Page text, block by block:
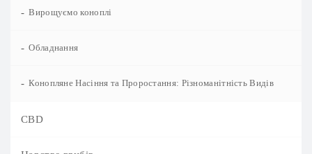
- Вирощуємо коноплі
- Обладнання
- Конопляне Насіння та Проростання: Різноманітність Видів
CBD